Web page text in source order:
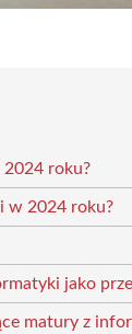
roku?
w 2024 roku?
jako
matury z